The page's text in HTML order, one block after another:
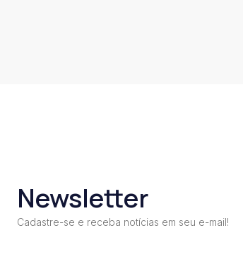
Newsletter
Cadastre-se e receba notícias em seu e-mail!